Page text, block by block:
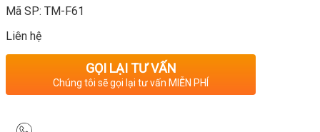
Mã SP: TM-F61
Liên hệ
GỌI LẠI TƯ VẤN
Chúng tôi sẽ gọi lại tư vấn MIỄN PHÍ